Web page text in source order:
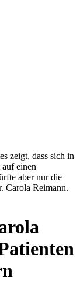
zeigt, dass sich in
einen
aber nur die
Carola Reimann.